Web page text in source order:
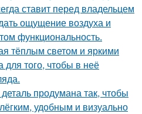
ставит перед владельцем
ощущение воздуха и
функциональность.
тёплым светом и яркими
для того, чтобы в неё
продумана так, чтобы
удобным и визуально